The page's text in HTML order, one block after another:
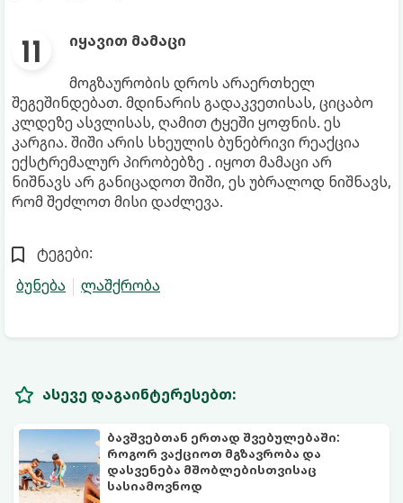
იყავით მამაცი
მოგზაურობის დროს არაერთხელ
შეგეშინდებათ. მდინარის გადაკვეთისას, ციცაბო
კლდეზე ასვლისას, ღამით ტყეში ყოფნის. ეს
კარგია. შიში არის სხეულის ბუნებრივი რეაქცია
ექსტრემალურ პირობებზე . იყოთ მამაცი არ
ნიშნავს არ განიცადოთ შიში, ეს უბრალოდ ნიშნავს,
რომ შეძლოთ მისი დაძლევა.
ტეგები:
ბუნება
ლაშქრობა
ასევე დაგაინტერესებთ:
ბავშვებთან ერთად შვებულებაში:
როგორ ვაქციოთ მგზავრობა და
დასვენება მშობლებისთვისაც
სასიამოვნოდ